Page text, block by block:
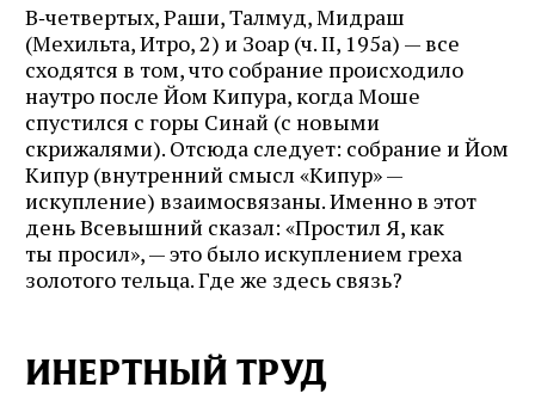
В‑четвертых, Раши, Талмуд, Мидраш
(Мехильта, Итро, 2) и Зоар (ч. II, 195а) — все
сходятся в том, что собрание происходило
наутро после Йом Кипура, когда Моше
спустился с горы Синай (с новыми
скрижалями). Отсюда следует: собрание и Йом
Кипур (внутренний смысл «Кипур» —
искупление) взаимосвязаны. Именно в этот
день Всевышний сказал: «Простил Я, как
ты просил», — это было искуплением греха
золотого тельца. Где же здесь связь?
ИНЕРТНЫЙ ТРУД